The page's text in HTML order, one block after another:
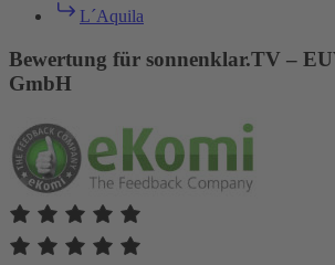
L´Aquila
Bewertung für sonnenklar.TV –
GmbH